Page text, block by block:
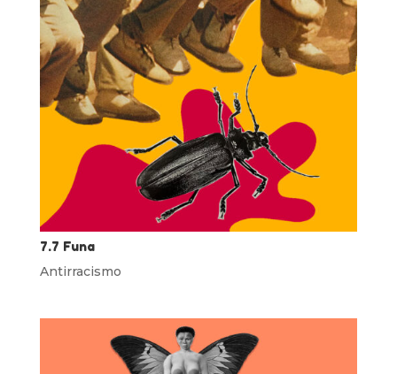
7.7 Funa
Antirracismo